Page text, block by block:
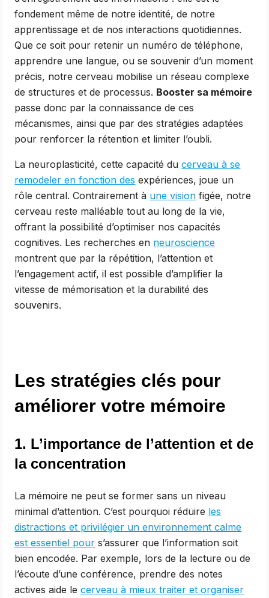
fondement même de notre identité, de notre
apprentissage et de nos interactions quotidiennes.
Que ce soit pour retenir un numéro de téléphone,
apprendre une langue, ou se souvenir d’un moment
précis, notre cerveau mobilise un réseau complexe
de structures et de processus. Booster sa mémoire
passe donc par la connaissance de ces
mécanismes, ainsi que par des stratégies adaptées
pour renforcer la rétention et limiter l’oubli.
La neuroplasticité, cette capacité ducerveau à se
remodeler en fonction des expériences, joue un
rôle central. Contrairement à une vision figée, notre
cerveau reste malléable tout au long de la vie,
offrant la possibilité d’optimiser nos capacités
cognitives. Les recherches en neuroscience
montrent que par la répétition, l’attention et
l’engagement actif, il est possible d’amplifier la
vitesse de mémorisation et la durabilité des
souvenirs.
Les stratégies clés pour
améliorer votre mémoire
1. L’importance de l’attention et de
la concentration
La mémoire ne peut se former sans un niveau
minimal d’attention. C’est pourquoi réduire les
distractions et privilégier un environnement calme
est essentiel pour s’assurer que l’information soit
bien encodée. Par exemple, lors de la lecture ou de
l’écoute d’une conférence, prendre des notes
actives aide lecerveau à mieux traiter et organiser